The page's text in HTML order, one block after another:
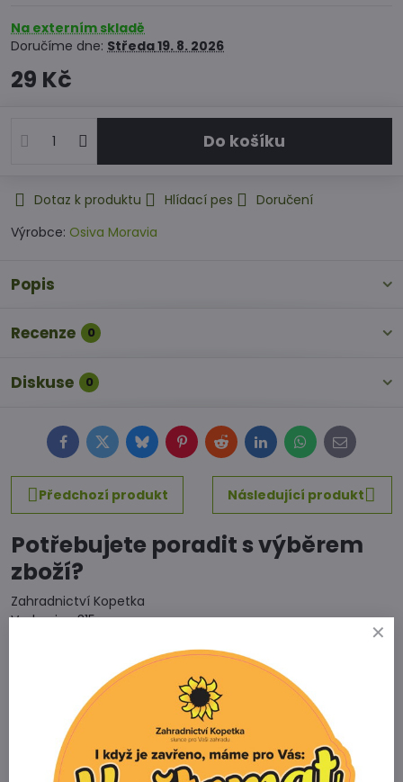
Na externím skladě
Doručíme dne: Středa19. 8. 2026
29 Kč
Do košíku
Dotaz k produktu Hlídací pes
Doručení
Výrobce: Osiva Moravia
Popis
Recenze 0
Diskuse 0
FacebookTwitterBlueskyPinterestRedditLinkedInWhatsApp
E-
mail
Předchozí produkt
Následující produkt
Potřebujete poradit s výběrem
zboží?
Zahradnictví Kopetka
Vedrovice 315
Telefon
+420 731 103 985
Prodejna
+420 607 042 662
Email